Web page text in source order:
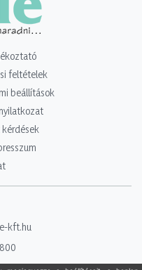
feltételek
beállítások
kft.hu